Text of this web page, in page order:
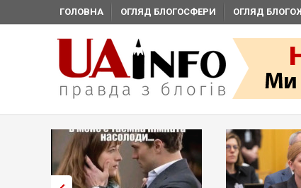
ГОЛОВНА ОГЛЯД БЛОГОСФЕРИ ОГЛЯД